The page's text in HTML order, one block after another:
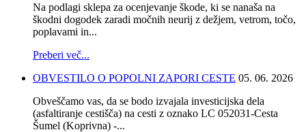
Na podlagi sklepa za ocenjevanje škode, ki se nanaša na
škodni dogodek zaradi močnih neurij z dežjem, vetrom, točo,
poplavami in...
Preberi več...
OBVESTILO O POPOLNI ZAPORI CESTE 05. 06. 2026
Obveščamo vas, da se bodo izvajala investicijska dela
(asfaltiranje cestišča) na cesti z oznako LC 052031-Cesta
Šumel (Koprivna) -...